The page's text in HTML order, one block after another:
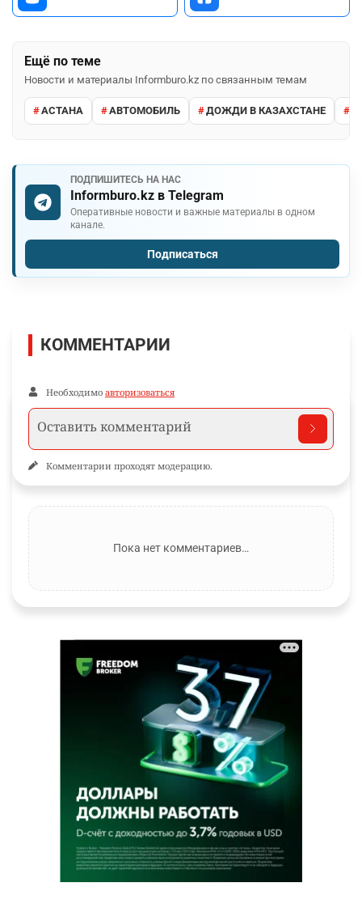
Ещё по теме
Новости и материалы Informburo.kz по связанным темам
АСТАНА АВТОМОБИЛЬ ДОЖДИ В КАЗАХСТАНЕ
ПОДПИШИТЕСЬ НА НАС
Informburo.kz в Telegram
Оперативные новости и важные материалы в одном
канале.
Подписаться
КОММЕНТАРИИ
Необходимо авторизоваться
Комментарии проходят модерацию.
Пока нет комментариев…